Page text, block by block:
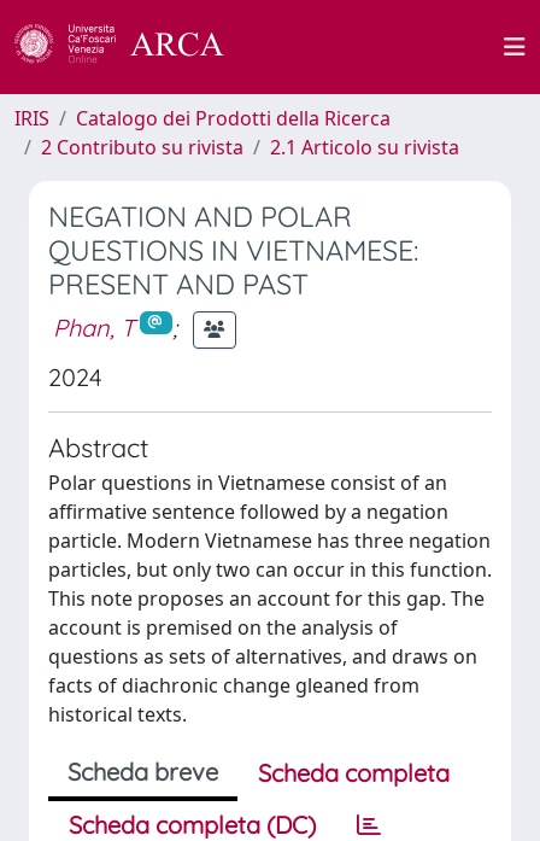
IRIS
Catalogo dei Prodotti della Ricerca
2 Contributo su rivista
2.1 Articolo su rivista
NEGATION AND POLAR
QUESTIONS IN VIETNAMESE:
PRESENT AND PAST
Phan, T
;
2024
Abstract
Polar questions in Vietnamese consist of an
affirmative sentence followed by a negation
particle. Modern Vietnamese has three negation
particles, but only two can occur in this function.
This note proposes an account for this gap. The
account is premised on the analysis of
questions as sets of alternatives, and draws on
facts of diachronic change gleaned from
historical texts.
Scheda breve
Scheda completa
Scheda completa (DC)